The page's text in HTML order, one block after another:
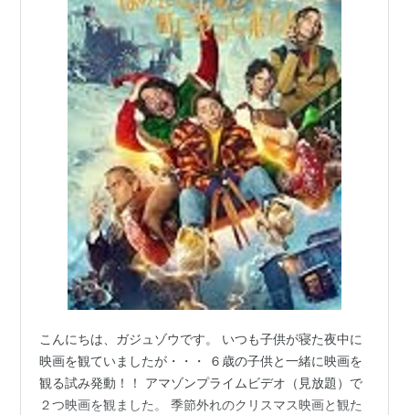
こんにちは、ガジュゾウです。 いつも子供が寝た夜中に
映画を観ていましたが・・・ ６歳の子供と一緒に映画を
観る試み発動！！ アマゾンプライムビデオ（見放題）で
２つ映画を観ました。 季節外れのクリスマス映画と観た